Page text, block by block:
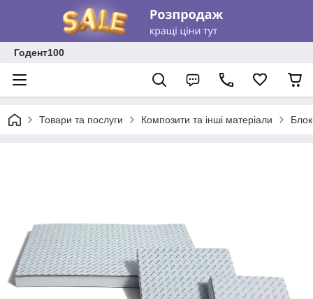
Годент100
Товари та послуги Композити та інші матеріали